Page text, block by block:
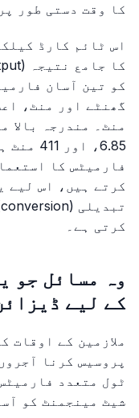
کا وقت دستی طور
اس ٹائم کارڈ
کو تین آسان
6.85،
فارمیٹس کا
کرتے ہیں، اس لیے
کرتی ہے۔
وہ مسائل جو
کے لیے
ملازمین کے اوقات
پروسیس کرنا
ٹول متعدد
شیٹ مینجمنٹ کو